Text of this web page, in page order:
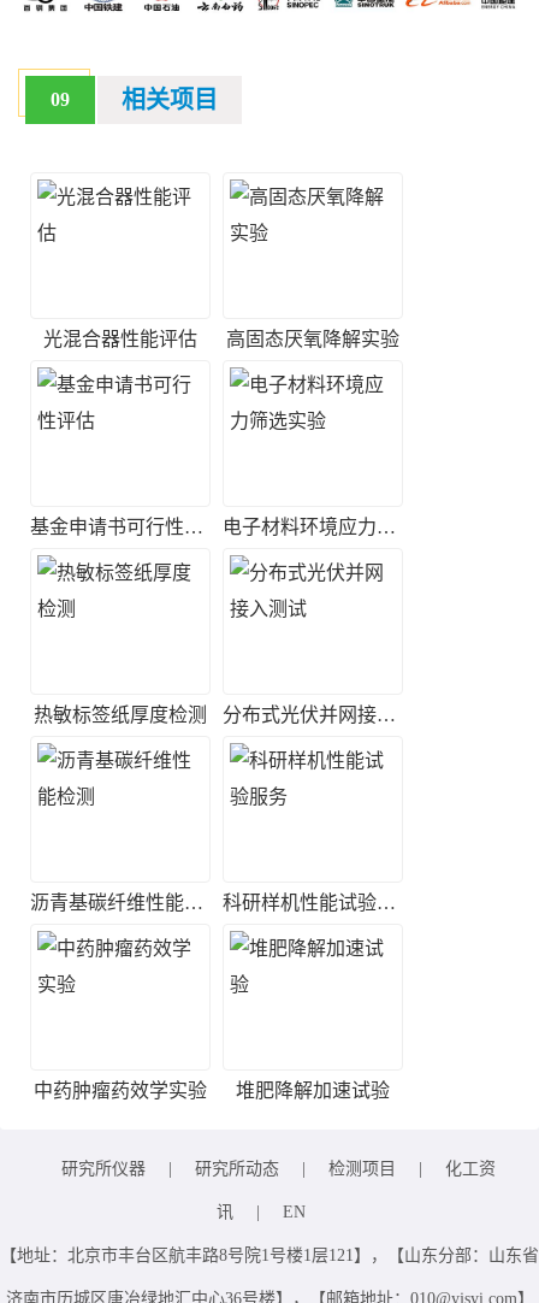
09 相关项目
光混合器性能评估 高固态厌氧降解实验
基金申请书可行性评估 电子材料环境应力筛选实验
热敏标签纸厚度检测 分布式光伏并网接入测试
沥青基碳纤维性能检测 科研样机性能试验服务
中药肿瘤药效学实验 堆肥降解加速试验
研究所仪器 研究所动态 检测项目 化工资
讯 EN
【地址：北京市丰台区航丰路8号院1号楼1层121】，【山东分部：山东省
济南市历城区唐冶绿地汇中心36号楼】，【邮箱地址：010@yjsyi.com】